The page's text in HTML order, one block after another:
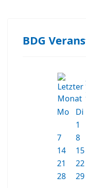
BDG
Mo
Di
1
7
8
14
15
21
22
28
29